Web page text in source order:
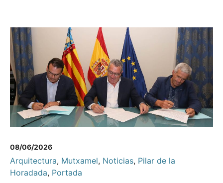
08/06/2026
Arquitectura, Mutxamel, Noticias, Pilar de la
Horadada, Portada